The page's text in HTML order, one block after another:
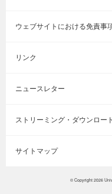
ウェブサイトにおける免責事
リンク
ニュースレター
ストリーミング・ダウンロー
サイトマップ
© Copyright 2026